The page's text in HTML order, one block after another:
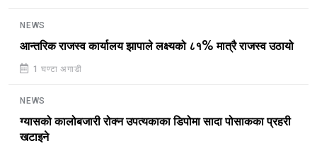
NEWS
आन्तरिक राजस्व कार्यालय झापाले लक्ष्यको ८१% मात्रै राजस्व उठायो
1 घण्टा अगाडी
NEWS
ग्यासको कालोबजारी रोक्न उपत्यकाका डिपोमा सादा पोसाकका प्रहरी
खटाइने